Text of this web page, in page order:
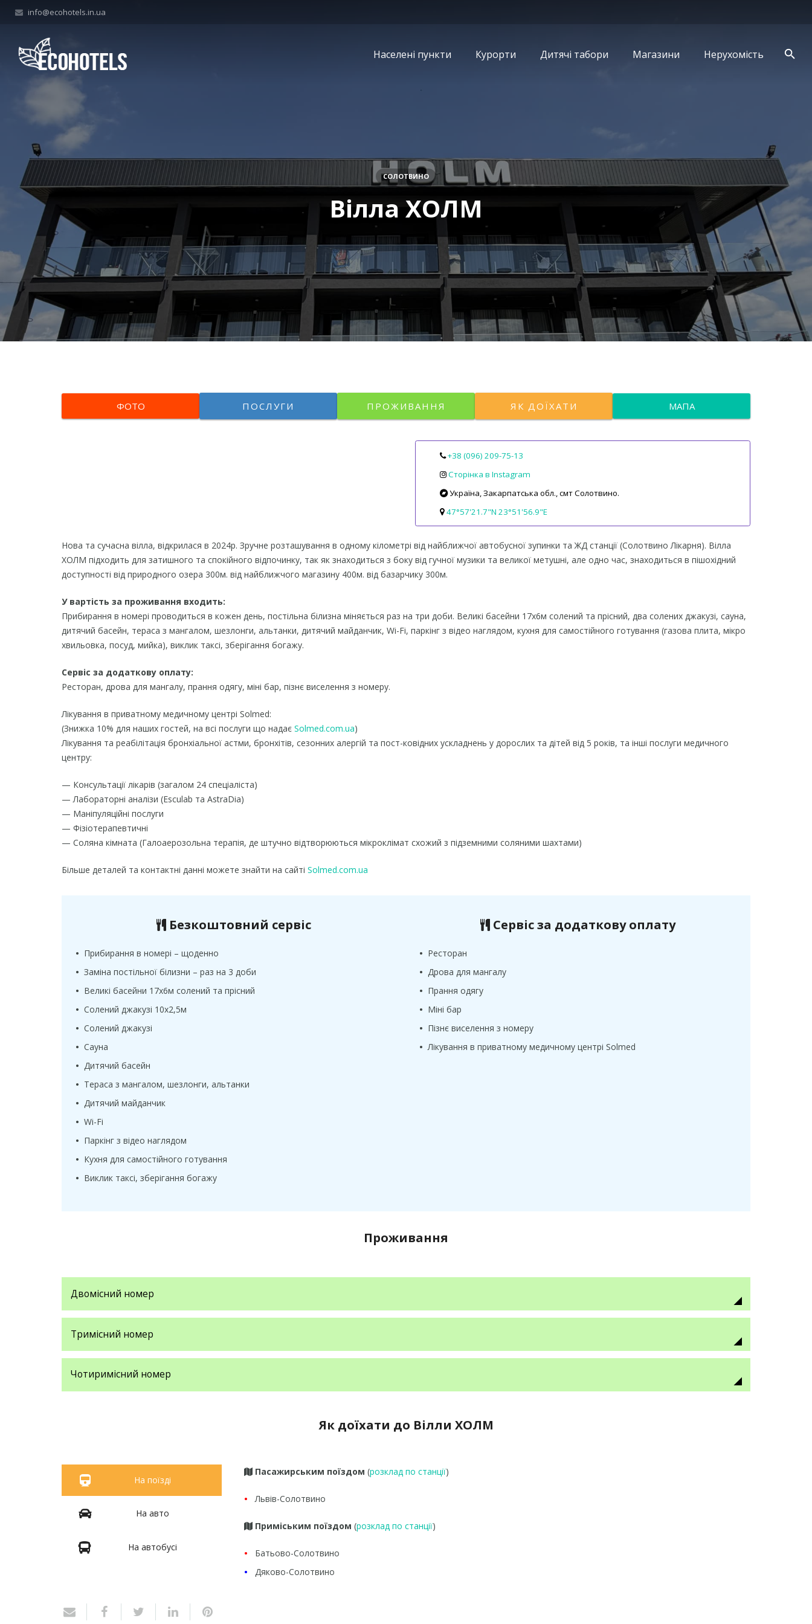
info@ecohotels.in.ua
Населені пункти Курорти Дитячі табори Магазини Нерухомість
Вілла ХОЛМ
СОЛОТВИНО
ФОТО ПОСЛУГИ ПРОЖИВАННЯ ЯК ДОЇХАТИ МАПА
+38 (096) 209-75-13
Сторінка в Instagram
Україна, Закарпатська обл., смт Солотвино.
47°57'21.7"N 23°51'56.9"E
Нова та сучасна вілла, відкрилася в 2024р. Зручне розташування в одному кілометрі від найближчої автобусної зупинки та ЖД станції (Солотвино Лікарня). Вілла
ХОЛМ підходить для затишного та спокійного відпочинку, так як знаходиться з боку від гучної музики та великої метушні, але одно час, знаходиться в пішохідний
доступності від природного озера 300м. від найближчого магазину 400м. від базарчику 300м.
У вартість за проживання входить:
Прибирання в номері проводиться в кожен день, постільна білизна міняється раз на три доби. Великі басейни 17х6м солений та прісний, два солених джакузі, сауна,
дитячий басейн, тераса з мангалом, шезлонги, альтанки, дитячий майданчик, Wi-Fi, паркінг з відео наглядом, кухня для самостійного готування (газова плита, мікро
хвильовка, посуд, мийка), виклик таксі, зберігання богажу.
Сервіс за додаткову оплату:
Ресторан, дрова для мангалу, прання одягу, міні бар, пізнє виселення з номеру.
Лікування в приватному медичному центрі Solmed:
(Знижка 10% для наших гостей, на всі послуги що надає Solmed.com.ua)
Лікування та реабілітація бронхіальної астми, бронхітів, сезонних алергій та пост-ковідних ускладнень у дорослих та дітей від 5 років, та інші послуги медичного
центру:
— Консультації лікарів (загалом 24 спеціаліста)
— Лабораторні аналізи (Esculab та AstraDia)
— Маніпуляційні послуги
— Фізіотерапевтичні
— Соляна кімната (Галоаерозольна терапія, де штучно відтворюються мікроклімат схожий з підземними соляними шахтами)
Більше деталей та контактні данні можете знайти на сайті Solmed.com.ua
Безкоштовний сервіс
• Прибирання в номері – щоденно
• Заміна постільної білизни – раз на 3 доби
• Великі басейни 17х6м солений та прісний
• Солений джакузі 10х2,5м
• Солений джакузі
• Сауна
• Дитячий басейн
• Тераса з мангалом, шезлонги, альтанки
• Дитячий майданчик
• Wi-Fi
• Паркінг з відео наглядом
• Кухня для самостійного готування
• Виклик таксі, зберігання богажу
Сервіс за додаткову оплату
• Ресторан
• Дрова для мангалу
• Прання одягу
• Міні бар
• Пізнє виселення з номеру
• Лікування в приватному медичному центрі Solmed
Проживання
Двомісний номер
Тримісний номер
Чотиримісний номер
Як доїхати до Вілли ХОЛМ
На поїзді
На авто
На автобусі
Пасажирським поїздом (розклад по станції)
• Львів-Солотвино
Приміським поїздом (розклад по станції)
•
Батьово-Солотвино
•
Дяково-Солотвино